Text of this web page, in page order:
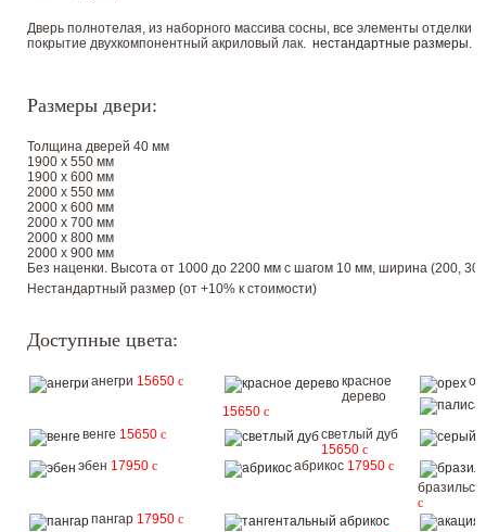
Дверь полнотелая, из наборного массива сосны, все элементы отделки
покрытие двухкомпонентный акриловый лак. нестандартные размеры.
Размеры двери:
Толщина дверей 40 мм
1900 х 550 мм
1900 х 600 мм
2000 х 550 мм
2000 х 600 мм
2000 х 700 мм
2000 х 800 мм
2000 х 900 мм
Без наценки. Высота от 1000 до 2200 мм с шагом 10 мм, ширина (200,
Нестандартный размер (от +10% к стоимости)
Доступные цвета:
анегри 15650 c
красное
дерево
15650 c
венге 15650 c
светлый дуб
15650 c
эбен 17950 c абрикос 17950 c
c
пангар 17950 c